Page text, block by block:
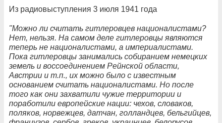
Из радиовыступления 3 июля 1941 года
"Можно ли считать гитлеровцев националистами?
Нет, нельзя. На самом деле гитлеровцы являются
теперь не националистами, а империалистами.
Пока гитлеровцы занимались собиранием немецких
земель и воссоединением Рейнской области,
Австрии и т.п., их можно было с известным
основанием считать националистами. Но после
того как они захватили чужие территории и
поработили европейские нации: чехов, словаков,
поляков, норвежцев, датчан, голландцев, бельгийцев,